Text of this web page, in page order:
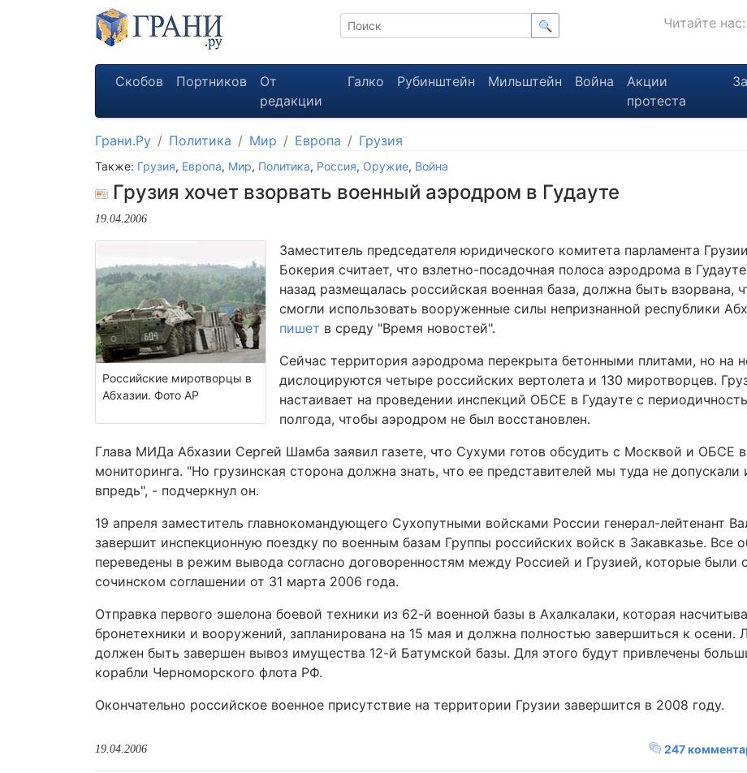
🔍 Читайте нас:
Скобов Портников
От
редакции
Галко Рубинштейн Мильштейн Война
Акции
протеста
Грани.Ру Политика Мир Европа Грузия
Также: Грузия, Европа, Мир, Политика, Россия, Оружие, Война
Грузия хочет взорвать военный аэродром в Гудауте
19.04.2006
Российские миротворцы в
Абхазии. Фото АР
Заместитель председателя юридического комитета парламента
Бокерия считает, что взлетно-посадочная полоса аэродрома в
назад размещалась российская военная база, должна быть взорвана,
смогли использовать вооруженные силы непризнанной республики
пишет в среду "Время новостей".
Сейчас территория аэродрома перекрыта бетонными плитами, но на
дислоцируются четыре российских вертолета и 130 миротворцев.
настаивает на проведении инспекций ОБСЕ в Гудауте с
полгода, чтобы аэродром не был восстановлен.
Глава МИДа Абхазии Сергей Шамба заявил газете, что Сухуми готов обсудить с Москвой и ОБСЕ
мониторинга. "Но грузинская сторона должна знать, что ее представителей мы туда не допускали
впредь", - подчеркнул он.
19 апреля заместитель главнокомандующего Сухопутными войсками России генерал-лейтенант
завершит инспекционную поездку по военным базам Группы российских войск в Закавказье. Все
переведены в режим вывода согласно договоренностям между Россией и Грузией, которые были
сочинском соглашении от 31 марта 2006 года.
Отправка первого эшелона боевой техники из 62-й военной базы в Ахалкалаки, которая
бронетехники и вооружений, запланирована на 15 мая и должна полностью завершиться к осени.
должен быть завершен вывоз имущества 12-й Батумской базы. Для этого будут привлечены
корабли Черноморского флота РФ.
Окончательно российское военное присутствие на территории Грузии завершится в 2008 году.
247
19.04.2006